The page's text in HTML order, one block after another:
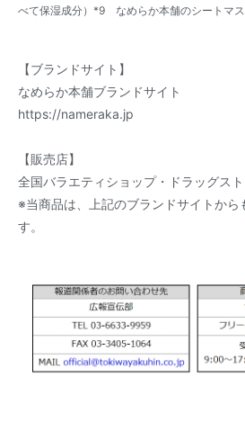
べて保湿成分）*9 なめらか本舗のシート
【ブランドサイト】
なめらか本舗ブランドサイト
https://nameraka.jp
【販売店】
全国バラエティショップ・ドラッグス
※当商品は、上記のブランドサイトから
す。